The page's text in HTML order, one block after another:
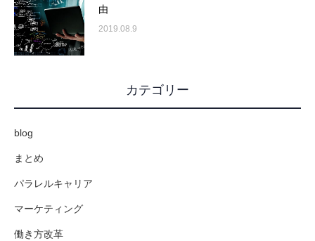
由
2019.08.9
カテゴリー
blog
まとめ
パラレルキャリア
マーケティング
働き方改革